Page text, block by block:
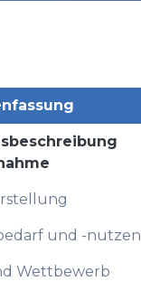
und -nutzen
Wettbewerb